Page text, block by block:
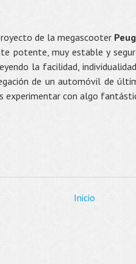
de la megascooter
potente, muy estable y
la facilidad,
de un automóvil de
experimentar con algo
Inicio